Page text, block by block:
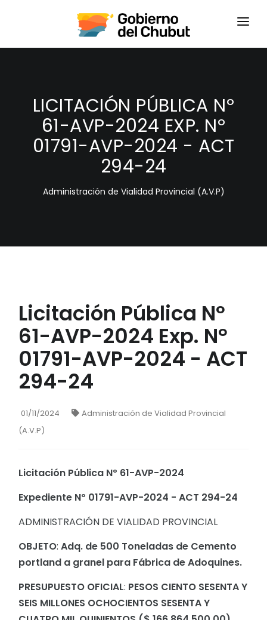
HOME
LICITACIÓN PÚBLICA Nº
61-AVP-2024 EXP. Nº
01791-AVP-2024 - ACT
294-24
Administración de Vialidad Provincial (A.V.P)
Licitación Pública Nº
61-AVP-2024 Exp. Nº
01791-AVP-2024 - ACT
294-24
01/11/2024
Administración de Vialidad Provincial
(A.V.P)
Licitación Pública Nº 61-AVP-2024
Expediente Nº 01791-AVP-2024 - ACT 294-24
ADMINISTRACIÓN DE VIALIDAD PROVINCIAL
OBJETO: Adq. de 500 Toneladas de Cemento
portland a granel para Fábrica de Adoquines.
PRESUPUESTO OFICIAL: PESOS CIENTO SESENTA Y
SEIS MILLONES OCHOCIENTOS SESENTA Y